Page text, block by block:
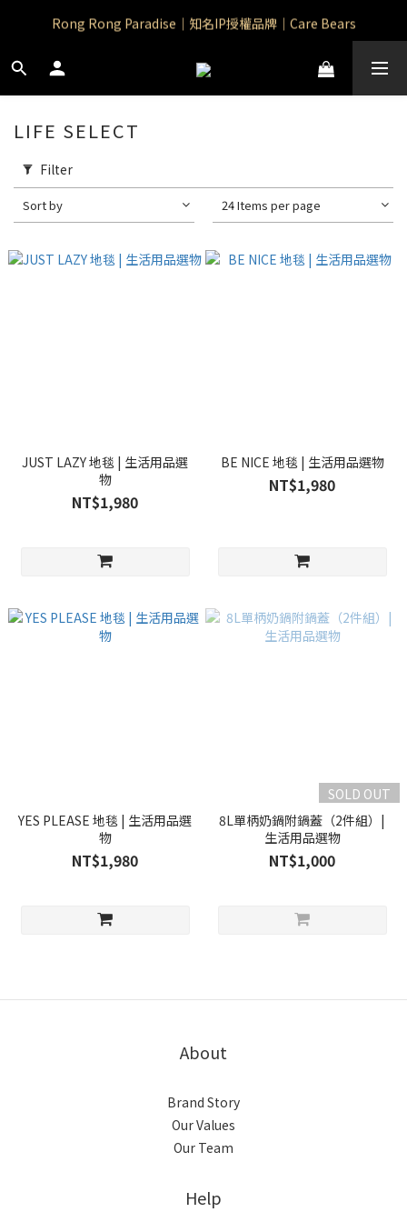
Rong Rong Paradise｜知名IP授權品牌｜Care Bears
Rong Rong Paradise｜知名IP授權品牌｜Care Bears
Rong Rong Selection 國 際 精 品｜生 活 選 物
Rong Rong Paradise｜知名IP授權品牌｜Care Bears
LIFE SELECT
Filter
Sort by 24 Items per page
JUST LAZY 地毯 | 生活用品選
物
NT$1,980
BE NICE 地毯 | 生活用品選物
NT$1,980
YES PLEASE 地毯 | 生活用品選
物
NT$1,980
SOLD OUT
8L單柄奶鍋附鍋蓋（2件組）|
生活用品選物
NT$1,000
About
Brand Story
Our Values
Our Team
Help